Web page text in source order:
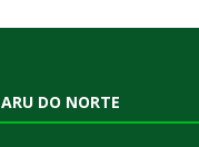
DO NORTE